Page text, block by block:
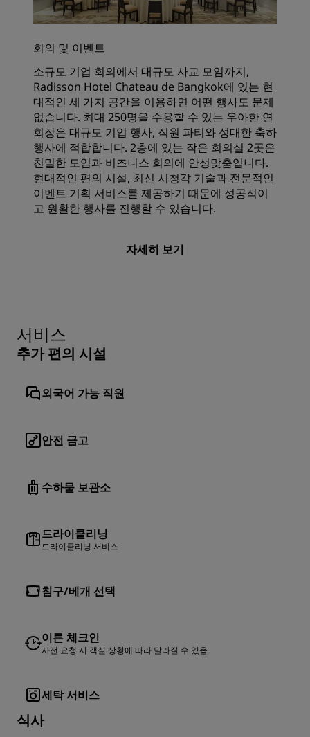
회의 및 이벤트
소규모 기업 회의에서 대규모 사교 모임까지,
Radisson Hotel Chateau de Bangkok에 있는 현
대적인 세 가지 공간을 이용하면 어떤 행사도 문제
없습니다. 최대 250명을 수용할 수 있는 우아한 연
회장은 대규모 기업 행사, 직원 파티와 성대한 축하
행사에 적합합니다. 2층에 있는 작은 회의실 2곳은
친밀한 모임과 비즈니스 회의에 안성맞춤입니다.
현대적인 편의 시설, 최신 시청각 기술과 전문적인
이벤트 기획 서비스를 제공하기 때문에 성공적이
고 원활한 행사를 진행할 수 있습니다.
자세히 보기
서비스
추가 편의 시설
외국어 가능 직원
안전 금고
수하물 보관소
드라이클리닝
드라이클리닝 서비스
침구/베개 선택
이른 체크인
사전 요청 시 객실 상황에 따라 달라질 수 있음
세탁 서비스
식사